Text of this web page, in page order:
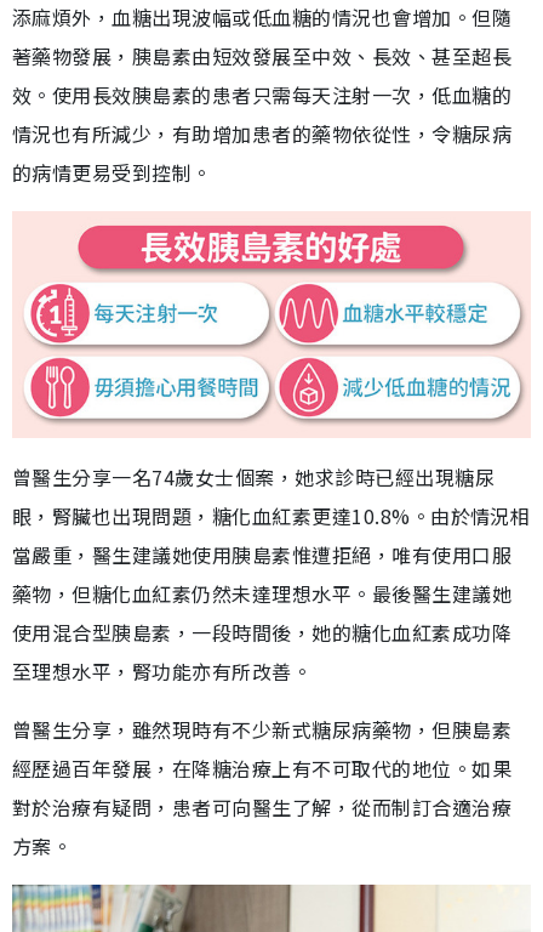
添麻煩外，血糖出現波幅或低血糖的情況也會增加。但隨
著藥物發展，胰島素由短效發展至中效、長效、甚至超長
效。使用長效胰島素的患者只需每天注射一次，低血糖的
情況也有所減少，有助增加患者的藥物依從性，令糖尿病
的病情更易受到控制。
曾醫生分享一名74歲女士個案，她求診時已經出現糖尿
眼，腎臟也出現問題，糖化血紅素更達10.8%。由於情況相
當嚴重，醫生建議她使用胰島素惟遭拒絕，唯有使用口服
藥物，但糖化血紅素仍然未達理想水平。最後醫生建議她
使用混合型胰島素，一段時間後，她的糖化血紅素成功降
至理想水平，腎功能亦有所改善。
曾醫生分享，雖然現時有不少新式糖尿病藥物，但胰島素
經歷過百年發展，在降糖治療上有不可取代的地位。如果
對於治療有疑問，患者可向醫生了解，從而制訂合適治療
方案。